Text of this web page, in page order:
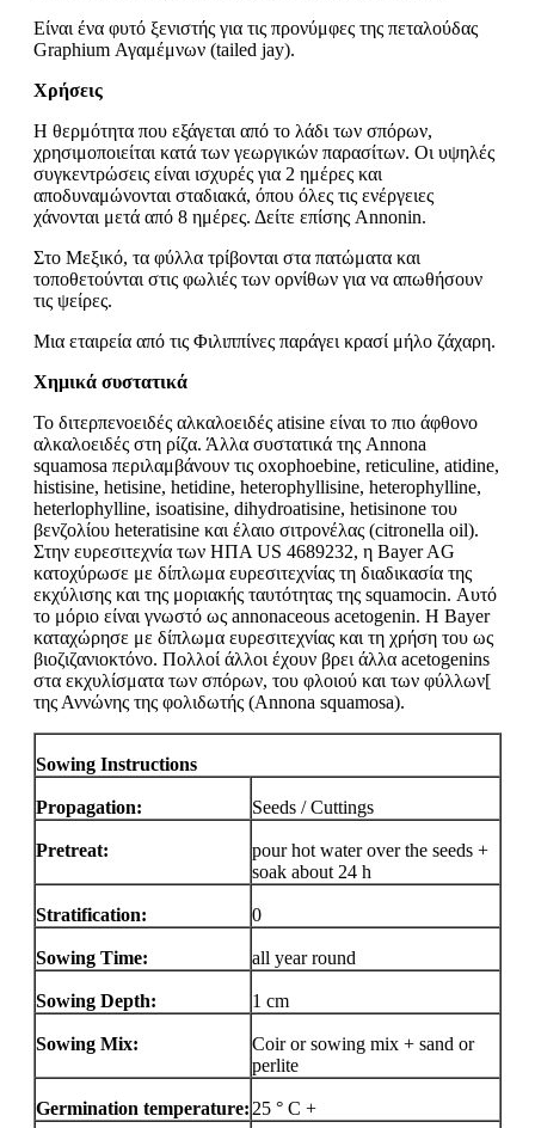
Είναι ένα φυτό ξενιστής για τις προνύμφες της πεταλούδας
Graphium Αγαμέμνων (tailed jay).
Χρήσεις
H θερμότητα που εξάγεται από το λάδι των σπόρων,
χρησιμοποιείται κατά των γεωργικών παρασίτων. Οι υψηλές
συγκεντρώσεις είναι ισχυρές για 2 ημέρες και
αποδυναμώνονται σταδιακά, όπου όλες τις ενέργειες
χάνονται μετά από 8 ημέρες. Δείτε επίσης Annonin.
Στο Μεξικό, τα φύλλα τρίβονται στα πατώματα και
τοποθετούνται στις φωλιές των ορνίθων για να απωθήσουν
τις ψείρες.
Μια εταιρεία από τις Φιλιππίνες παράγει κρασί μήλο ζάχαρη.
Χημικά συστατικά
Το διτερπενοειδές αλκαλοειδές atisine είναι το πιο άφθονο
αλκαλοειδές στη ρίζα. Άλλα συστατικά της Annona
squamosa περιλαμβάνουν τις oxophoebine, reticuline, atidine,
histisine, hetisine, hetidine, heterophyllisine, heterophylline,
heterlophylline, isoatisine, dihydroatisine, hetisinone του
βενζολίου heteratisine και έλαιο σιτρονέλας (citronella oil).
Στην ευρεσιτεχνία των ΗΠΑ US 4689232, η Bayer AG
κατοχύρωσε με δίπλωμα ευρεσιτεχνίας τη διαδικασία της
εκχύλισης και της μοριακής ταυτότητας της squamocin. Αυτό
το μόριο είναι γνωστό ως annonaceous acetogenin. Η Bayer
καταχώρησε με δίπλωμα ευρεσιτεχνίας και τη χρήση του ως
βιοζιζανιοκτόνο. Πολλοί άλλοι έχουν βρει άλλα acetogenins
στα εκχυλίσματα των σπόρων, του φλοιού και των φύλλων[
της Αννώνης της φολιδωτής (Annona squamosa).
Sowing Instructions
Propagation: Seeds / Cuttings
Pretreat:
pour hot water over the seeds +
soak about 24 h
Stratification: 0
Sowing Time: all year round
Sowing Depth: 1 cm
Sowing Mix:
Coir or sowing mix + sand or
perlite
Germination temperature: 25 ° C +